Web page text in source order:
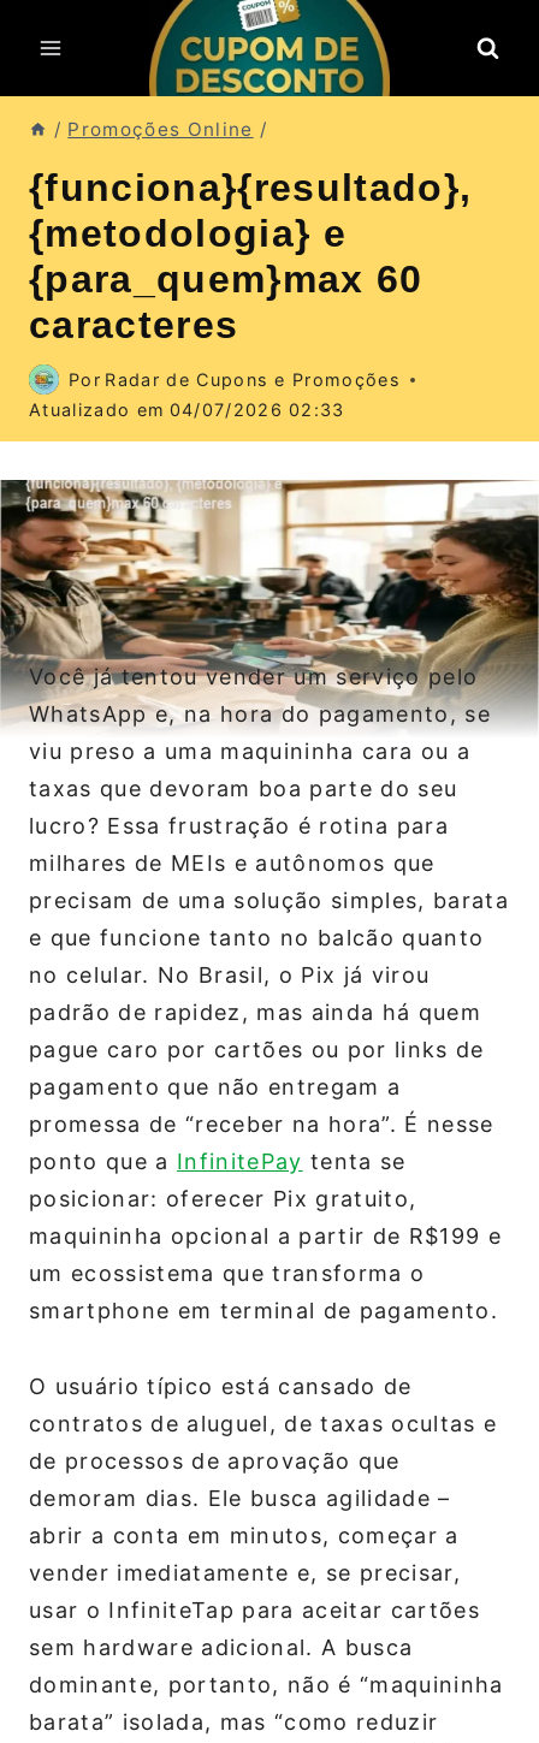
para
o
Conteúdo
/ Promoções Online /
{funciona}{resultado},
{metodologia} e
{para_quem}max 60
caracteres
Por Radar de Cupons e Promoções
Atualizado em 04/07/2026 02:33
Você já tentou vender um serviço pelo
WhatsApp e, na hora do pagamento, se
viu preso a uma maquininha cara ou a
taxas que devoram boa parte do seu
lucro? Essa frustração é rotina para
milhares de MEIs e autônomos que
precisam de uma solução simples, barata
e que funcione tanto no balcão quanto
no celular. No Brasil, o Pix já virou
padrão de rapidez, mas ainda há quem
pague caro por cartões ou por links de
pagamento que não entregam a
promessa de “receber na hora”. É nesse
ponto que a InfinitePay tenta se
posicionar: oferecer Pix gratuito,
maquininha opcional a partir de R$199 e
um ecossistema que transforma o
smartphone em terminal de pagamento.
O usuário típico está cansado de
contratos de aluguel, de taxas ocultas e
de processos de aprovação que
demoram dias. Ele busca agilidade –
abrir a conta em minutos, começar a
vender imediatamente e, se precisar,
usar o InfiniteTap para aceitar cartões
sem hardware adicional. A busca
dominante, portanto, não é “maquininha
barata” isolada, mas “como reduzir